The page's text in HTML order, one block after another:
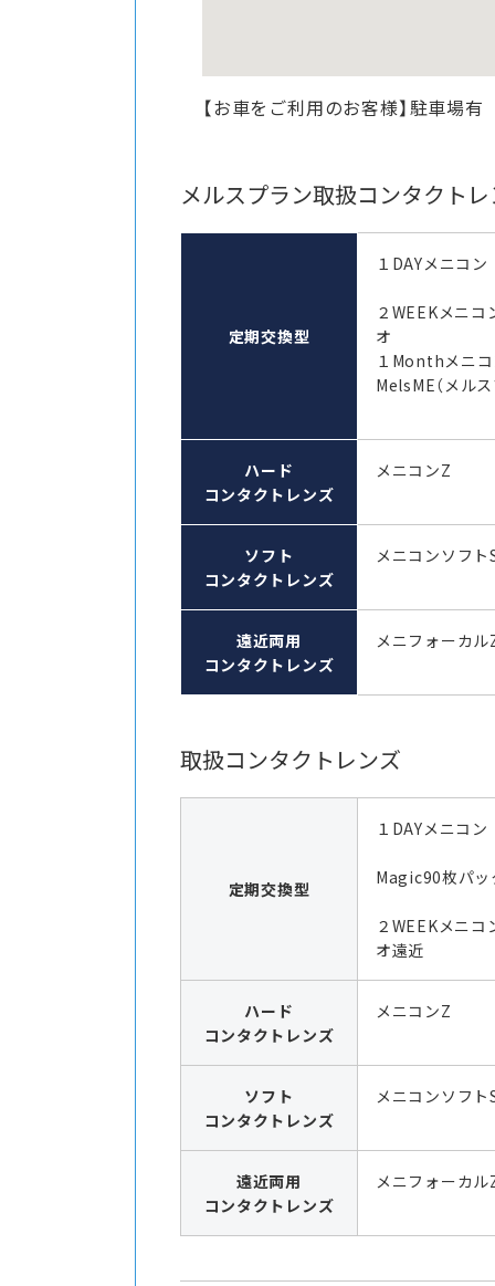
【お車をご利用のお客様】駐車場有
メルスプラン取扱コンタクト
定期交換型
１DAYメニコ
２WEEKメニ
オ
１Monthメニ
MelsME（メル
ハード
コンタクトレンズ
メニコンZ
ソフト
コンタクトレンズ
メニコンソフト
遠近両用
コンタクトレンズ
メニフォーカル
取扱コンタクトレンズ
定期交換型
１DAYメニコ
Magic90枚パッ
２WEEKメニ
オ遠近
ハード
コンタクトレンズ
メニコンZ
ソフト
コンタクトレンズ
メニコンソフト
遠近両用
コンタクトレンズ
メニフォーカル